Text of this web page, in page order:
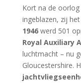
Kort na de
ingeblazen, zij
1946werd 501
Royal Auxiliary
luchtmacht – nu
Gloucestershire.